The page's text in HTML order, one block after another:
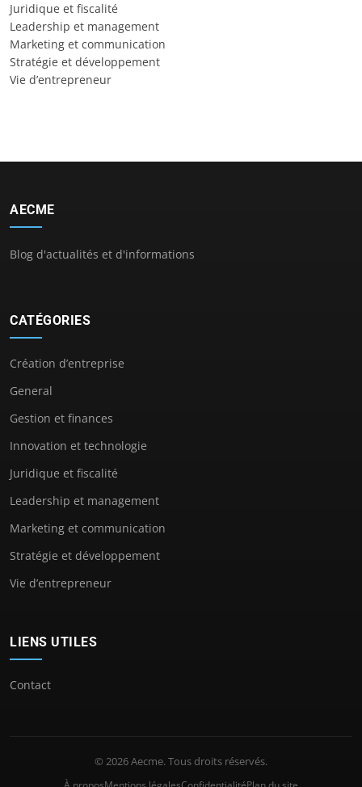
Juridique et fiscalité
Leadership et management
Marketing et communication
Stratégie et développement
Vie d’entrepreneur
AECME
Blog d'actualités et d'informations
CATÉGORIES
Création d’entreprise
General
Gestion et finances
Innovation et technologie
Juridique et fiscalité
Leadership et management
Marketing et communication
Stratégie et développement
Vie d’entrepreneur
LIENS UTILES
Contact
© 2026 Aecme. Tous droits réservés.